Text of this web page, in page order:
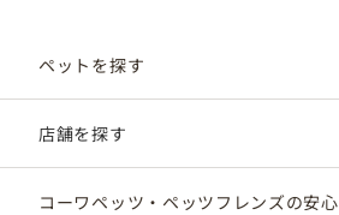
ペットを探す
店舗を探す
コーワペッツ・ペッツフレンズの安心